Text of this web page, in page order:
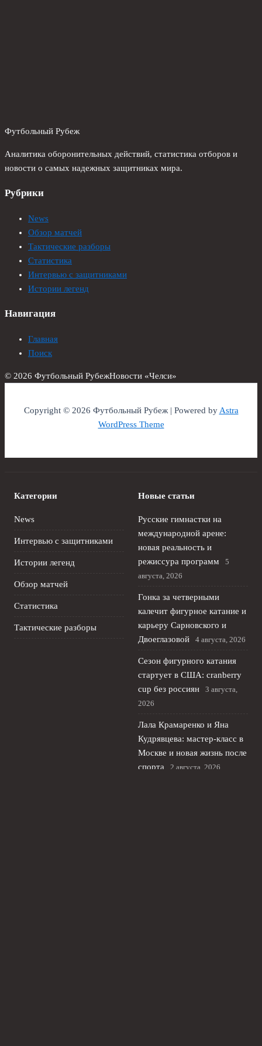
Футбольный Рубеж
Аналитика оборонительных действий, статистика отборов и
новости о самых надежных защитниках мира.
Рубрики
News
Обзор матчей
Тактические разборы
Статистика
Интервью с защитниками
Истории легенд
Навигация
Главная
Поиск
© 2026 Футбольный РубежНовости «Челси»
Copyright © 2026 Футбольный Рубеж | Powered byAstra
WordPress Theme
Категории
News
Интервью с защитниками
Истории легенд
Обзор матчей
Статистика
Тактические разборы
Новые статьи
Русские гимнастки на
международной арене:
новая реальность и
режиссура программ
5
августа, 2026
Гонка за четверными
калечит фигурное катание и
карьеру Сарновского и
Двоеглазовой
4 августа, 2026
Сезон фигурного катания
стартует в США: cranberry
cup без россиян
3 августа,
2026
Лала Крамаренко и Яна
Кудрявцева: мастер‑класс в
Москве и новая жизнь после
спорта
2 августа, 2026